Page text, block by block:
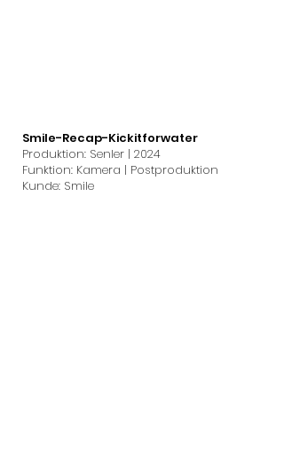
Smile-Recap-Kickitforwater
Produktion: Senler | 2024
Funktion: Kamera | Postproduktion
Kunde: Smile